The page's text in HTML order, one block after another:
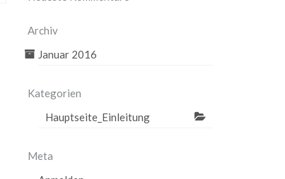
Archiv
Januar 2016
Kategorien
Hauptseite_Einleitung
Meta